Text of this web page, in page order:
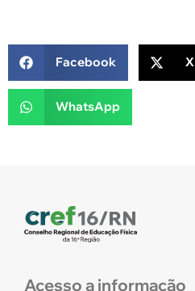
Facebook X
WhatsApp
Acesso a informação